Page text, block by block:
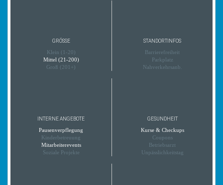
GRÖSSE
Klein (1-20)
Mittel (21-200)
Groß (201+)
STANDORTINFOS
Barrierefreiheit
Parkplatz
Nahverkehrsanb.
INTERNE ANGEBOTE
Pausenverpflegung
Kinderbetreuung
Mitarbeiterevents
Soziale Projekte
GESUNDHEIT
Kurse & Checkups
Coupons
Betriebsarzt
Unpässlichkeitstag